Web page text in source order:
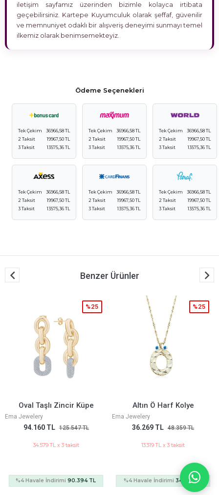
iletişim sayfamız üzerinden bizimle kolayca irtibata
geçebilirsiniz. Kartepe Kuyumculuk olarak şeffaf, güvenilir
ve memnuniyet odaklı bir alışveriş deneyimi sunmayı temel
ilkemiz olarak benimsemekteyiz.
Ödeme Seçenekleri
Tek Çekim
36966,58 TL
2 Taksit
19967,50 TL
3 Taksit
13575,36 TL
Tek Çekim
36966,58 TL
2 Taksit
19967,50 TL
3 Taksit
13575,36 TL
Tek Çekim
36966,58 TL
2 Taksit
19967,50 TL
3 Taksit
13575,36 TL
Tek Çekim
36966,58 TL
2 Taksit
19967,50 TL
3 Taksit
13575,36 TL
Tek Çekim
36966,58 TL
2 Taksit
19967,50 TL
3 Taksit
13575,36 TL
Tek Çekim
36966,58 TL
2 Taksit
19967,50 TL
3 Taksit
13575,36 TL
Benzer Ürünler
Oval Taşlı Zincir Küpe
Ema Jewelery
94.160 TL 125.547 TL
%25
34.579 TL x 3 taksit
%4 Havale İndirimi90.394 TL
Altın Ö Harf Kolye
Ema Jewelery
36.269 TL 48.359 TL
%25
13.319 TL x 3 taksit
%4 Havale İndirimi 34.818 TL